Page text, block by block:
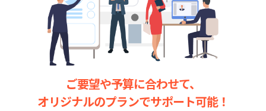
ご要望や予算に合わせて、
オリジナルのプランでサポート可能！